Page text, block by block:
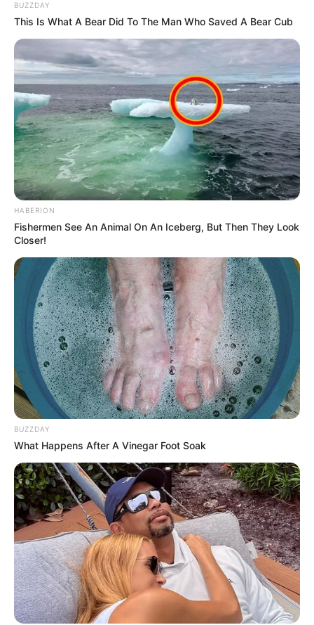
VEJA TAMBÉM
+FEDACSE-BA avançam com o Piso em Mucuri, Prado, Lajedão,
Itamaraju e Caravelas.
14º: Modelo Padrão do Requerimento do Incentivo e vídeo de
verificação do repasse.
Incentivo Financeiro: Como proceder para receber a Gratificação
de Final de ano.
Decisão do STJ pode garantir que Agentes de Saúde se
aposentem mais cedo.
Gratificação de Final de ano: saiba como garantir o
BUZZDAY
This Is What A Bear Did To The Man Who Saved A Bear Cub
HABERION
Fishermen See An Animal On An Iceberg, But Then They Look
Closer!
BUZZDAY
What Happens After A Vinegar Foot Soak